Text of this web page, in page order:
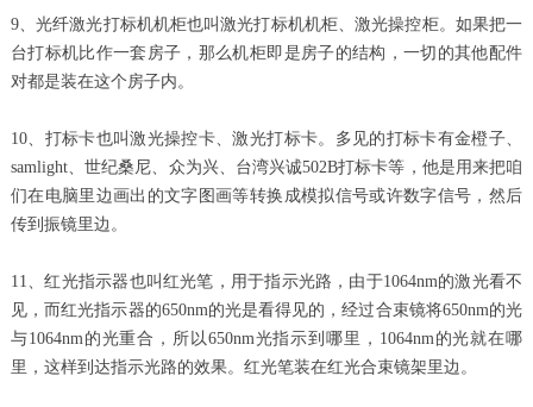
9、光纤激光打标机机柜也叫激光打标机机柜、激光操控柜。如果把一
台打标机比作一套房子，那么机柜即是房子的结构，一切的其他配件
对都是装在这个房子内。
10、打标卡也叫激光操控卡、激光打标卡。多见的打标卡有金橙子、
samlight、世纪桑尼、众为兴、台湾兴诚502B打标卡等，他是用来把咱
们在电脑里边画出的文字图画等转换成模拟信号或许数字信号，然后
传到振镜里边。
11、红光指示器也叫红光笔，用于指示光路，由于1064nm的激光看不
见，而红光指示器的650nm的光是看得见的，经过合束镜将650nm的光
与1064nm的光重合，所以650nm光指示到哪里，1064nm的光就在哪
里，这样到达指示光路的效果。红光笔装在红光合束镜架里边。